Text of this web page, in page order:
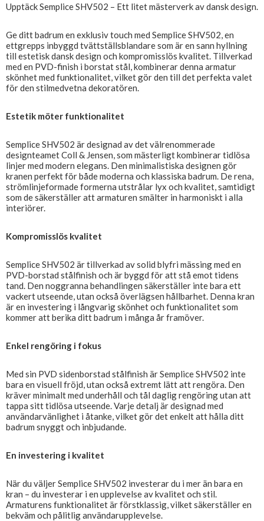
Upptäck Semplice SHV502 – Ett litet mästerverk av dansk design.
Ge ditt badrum en exklusiv touch med Semplice SHV502, en
ettgrepps inbyggd tvättställsblandare som är en sann hyllning
till estetisk dansk design och kompromisslös kvalitet. Tillverkad
med en PVD-finish i borstat stål, kombinerar denna armatur
skönhet med funktionalitet, vilket gör den till det perfekta valet
för den stilmedvetna dekoratören.
Estetik möter funktionalitet
Semplice SHV502 är designad av det välrenommerade
designteamet Coll & Jensen, som mästerligt kombinerar tidlösa
linjer med modern elegans. Den minimalistiska designen gör
kranen perfekt för både moderna och klassiska badrum. De rena,
strömlinjeformade formerna utstrålar lyx och kvalitet, samtidigt
som de säkerställer att armaturen smälter in harmoniskt i alla
interiörer.
Kompromisslös kvalitet
Semplice SHV502 är tillverkad av solid blyfri mässing med en
PVD-borstad stålfinish och är byggd för att stå emot tidens
tand. Den noggranna behandlingen säkerställer inte bara ett
vackert utseende, utan också överlägsen hållbarhet. Denna kran
är en investering i långvarig skönhet och funktionalitet som
kommer att berika ditt badrum i många år framöver.
Enkel rengöring i fokus
Med sin PVD sidenborstad stålfinish är Semplice SHV502 inte
bara en visuell fröjd, utan också extremt lätt att rengöra. Den
kräver minimalt med underhåll och tål daglig rengöring utan att
tappa sitt tidlösa utseende. Varje detalj är designad med
användarvänlighet i åtanke, vilket gör det enkelt att hålla ditt
badrum snyggt och inbjudande.
En investering i kvalitet
När du väljer Semplice SHV502 investerar du i mer än bara en
kran – du investerar i en upplevelse av kvalitet och stil.
Armaturens funktionalitet är förstklassig, vilket säkerställer en
bekväm och pålitlig användarupplevelse.